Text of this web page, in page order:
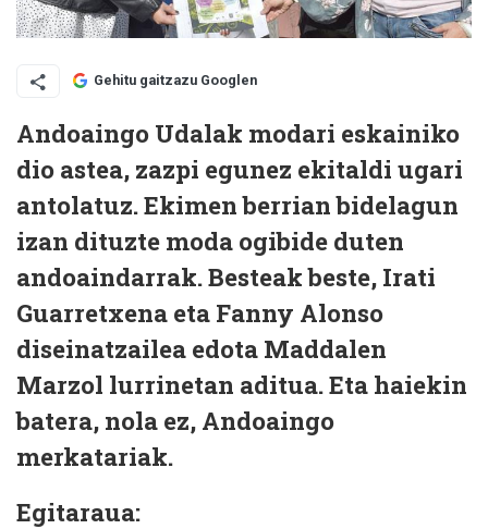
Gehitu gaitzazu Googlen
Andoaingo Udalak modari eskainiko
dio astea, zazpi egunez ekitaldi ugari
antolatuz. Ekimen berrian bidelagun
izan dituzte moda ogibide duten
andoaindarrak. Besteak beste, Irati
Guarretxena eta Fanny Alonso
diseinatzailea edota Maddalen
Marzol lurrinetan aditua. Eta haiekin
batera, nola ez, Andoaingo
merkatariak.
Egitaraua: